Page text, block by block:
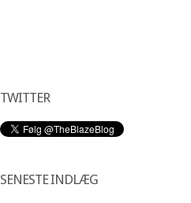
TWITTER
SENESTE INDLÆG